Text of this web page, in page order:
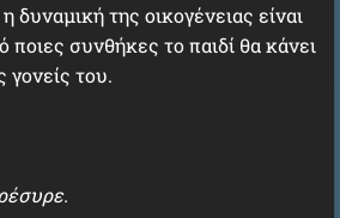
δυναμική της οικογένειας είναι
ποιες συνθήκες το παιδί θα κάνει
του.